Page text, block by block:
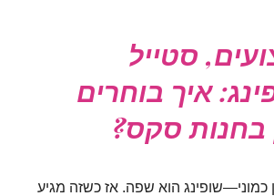
סטייל
איך בוחרים
בחנות סקס?
הוא שפה. אז כשזה מגיע